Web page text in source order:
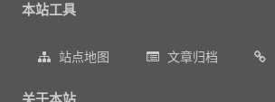
本站工具
站点地图 文章归档
关于本站